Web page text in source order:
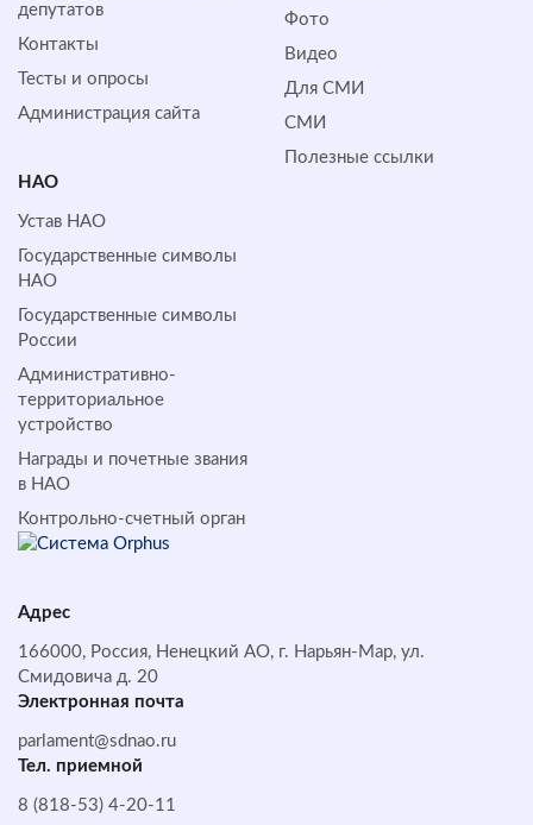
депутатов
Контакты
Тесты и опросы
Администрация сайта
Фото
Видео
Для СМИ
СМИ
Полезные ссылки
НАО
Устав НАО
Государственные символы
НАО
Государственные символы
России
Административно-
территориальное
устройство
Награды и почетные звания
в НАО
Контрольно-счетный орган
Адрес
166000, Россия, Ненецкий АО, г. Нарьян-Мар, ул.
Смидовича д. 20
Электронная почта
parlament@sdnao.ru
Тел. приемной
8 (818-53) 4-20-11